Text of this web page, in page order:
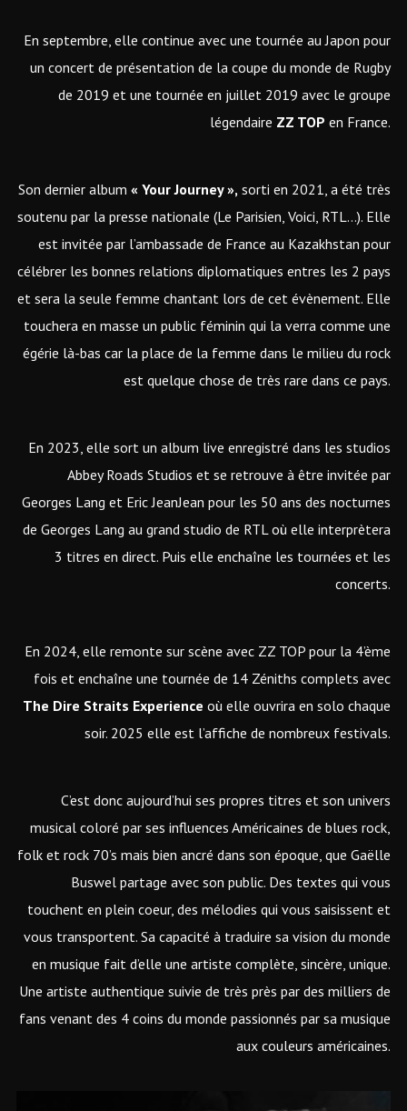
En septembre, elle continue avec une tournée au Japon pour
un concert de présentation de la coupe du monde de Rugby
de 2019 et une tournée en juillet 2019 avec le groupe
légendaire ZZ TOP en France.
Son dernier album « Your Journey »,sorti en 2021, a été très
soutenu par la presse nationale (Le Parisien, Voici, RTL…). Elle
est invitée par l’ambassade de France au Kazakhstan pour
célébrer les bonnes relations diplomatiques entres les 2 pays
et sera la seule femme chantant lors de cet évènement. Elle
touchera en masse un public féminin qui la verra comme une
égérie là-bas car la place de la femme dans le milieu du rock
est quelque chose de très rare dans ce pays.
En 2023, elle sort un album live enregistré dans les studios
Abbey Roads Studios et se retrouve à être invitée par
Georges Lang et Eric JeanJean pour les 50 ans des nocturnes
de Georges Lang au grand studio de RTL où elle interprètera
3 titres en direct. Puis elle enchaîne les tournées et les
concerts.
En 2024, elle remonte sur scène avec ZZ TOP pour la 4’ème
fois et enchaîne une tournée de 14 Zéniths complets avec
The Dire Straits Experience où elle ouvrira en solo chaque
soir. 2025 elle est l’affiche de nombreux festivals.
C’est donc aujourd’hui ses propres titres et son univers
musical coloré par ses influences Américaines de blues rock,
folk et rock 70’s mais bien ancré dans son époque, que Gaëlle
Buswel partage avec son public. Des textes qui vous
touchent en plein coeur, des mélodies qui vous saisissent et
vous transportent. Sa capacité à traduire sa vision du monde
en musique fait d’elle une artiste complète, sincère, unique.
Une artiste authentique suivie de très près par des milliers de
fans venant des 4 coins du monde passionnés par sa musique
aux couleurs américaines.